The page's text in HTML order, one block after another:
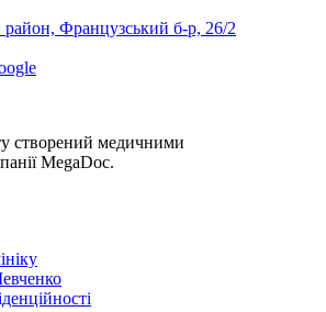
Французський б-р, 26/2
створений медичними
MegaDoc.